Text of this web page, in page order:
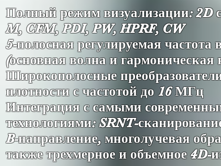
Полный режим визуализации: 2D
M, CFM, PDI, PW, HPRF, CW
5-полосная регулируемая частота
(основная волна и гармоническая
Широкополосные
плотности с частотой до 16 МГц
Интеграция с самыми
технологиями: SRNT-
B-направление, многолучевая
также трехмерное и объемное 4D-